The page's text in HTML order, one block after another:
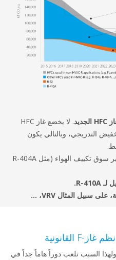
. لا يخضع غاز HFC
وبالتالي يكون
التخفيض الأكبر في أسواق غير سوق تكييف الهواء (مثل R-404A
دوراً هاماً جداً في